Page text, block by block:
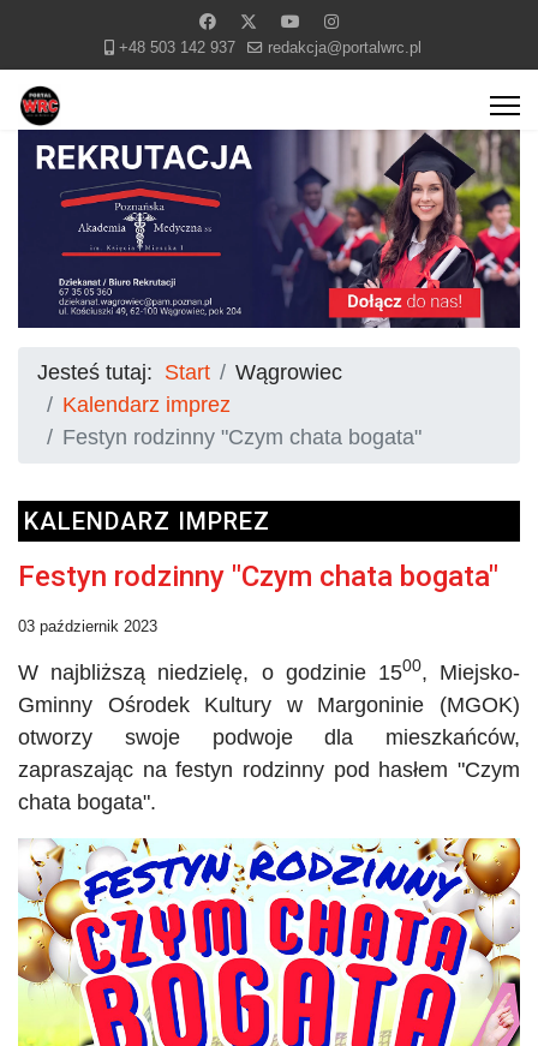
+48 503 142 937 redakcja@portalwrc.pl
Jesteś tutaj: Start
Wągrowiec
Kalendarz imprez
Festyn rodzinny "Czym chata bogata"
KALENDARZ IMPREZ
Festyn rodzinny "Czym chata bogata"
03 październik 2023
W najbliższą niedzielę, o godzinie 1500, Miejsko-
Gminny Ośrodek Kultury w Margoninie (MGOK)
otworzy swoje podwoje dla mieszkańców,
zapraszając na festyn rodzinny pod hasłem "Czym
chata bogata".